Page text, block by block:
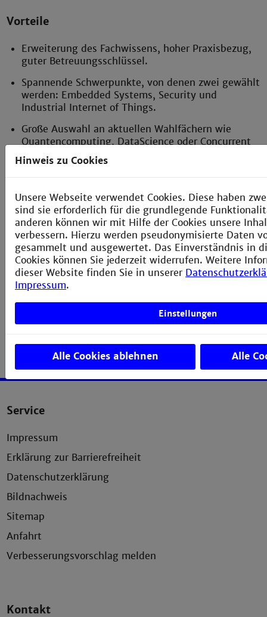
Vorteile
Erweiterung des Fachwissens, hoher Praxisbezug,
guter Betreuungsschlüssel.
Spannende Schwerpunkte, von denen zwei gewählt
werden: Embedded Systems, Security und
Industrial Internet of Things.
Große Auswahl an aktuellen Wahlfächern wie
Quantencomputing, DataScience oder Concurrent
Programming.
Infos zur Bewerbung
Jetzt bewerben!
Service
Impressum
Erklärung zur Barrierefreiheit
Datenschutzerklärung
Bildnachweis
Sitemap
Anfahrt
Verbesserungsvorschlag melden
Kontakt
Hinweis zu Cookies
Unsere Webseite verwendet Cookies. Diese haben
sind sie erforderlich für die grundlegende
anderen können wir mit Hilfe der Cookies unsere
verbessern. Hierzu werden pseudonymisierte Daten
gesammelt und ausgewertet. Das Einverständnis in
Cookies können Sie jederzeit widerrufen. Weitere
dieser Website finden Sie in unserer
Impressum.
Einstellungen
Alle Cookies ablehnen Alle